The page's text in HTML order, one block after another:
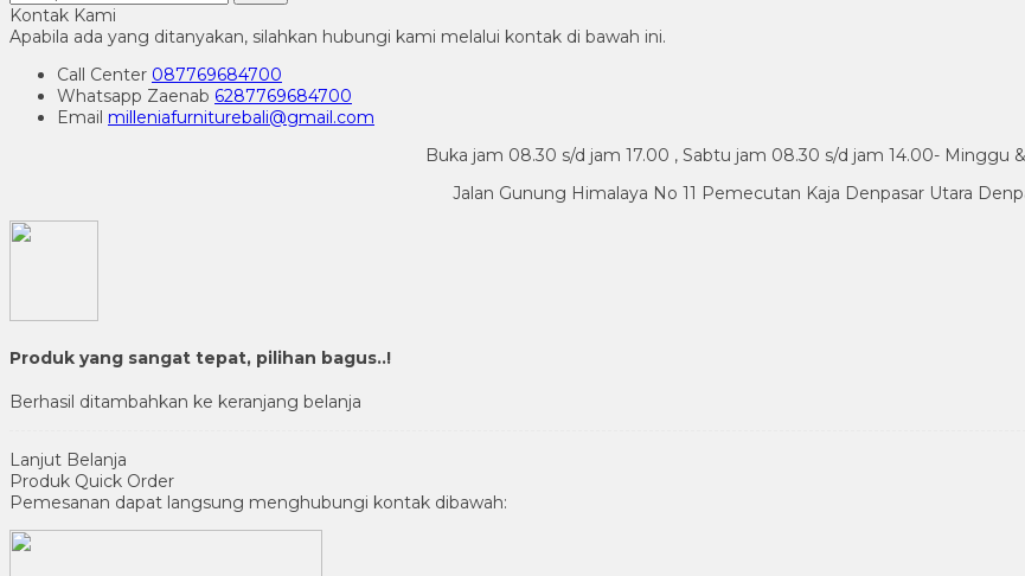
Kontak Kami
Apabila ada yang ditanyakan, silahkan hubungi kami melalui kontak di bawah ini.
Call Center 087769684700
Whatsapp Zaenab 6287769684700
Email milleniafurniturebali@gmail.com
Buka jam 08.30 s/d jam 17.00 , Sabtu jam 08.30 s/d jam 14.00- Minggu
Jalan Gunung Himalaya No 11 Pemecutan Kaja Denpasar Utara
Produk yang sangat tepat, pilihan bagus..!
Berhasil ditambahkan ke keranjang belanja
Lanjut Belanja
Produk Quick Order
Pemesanan dapat langsung menghubungi kontak dibawah: